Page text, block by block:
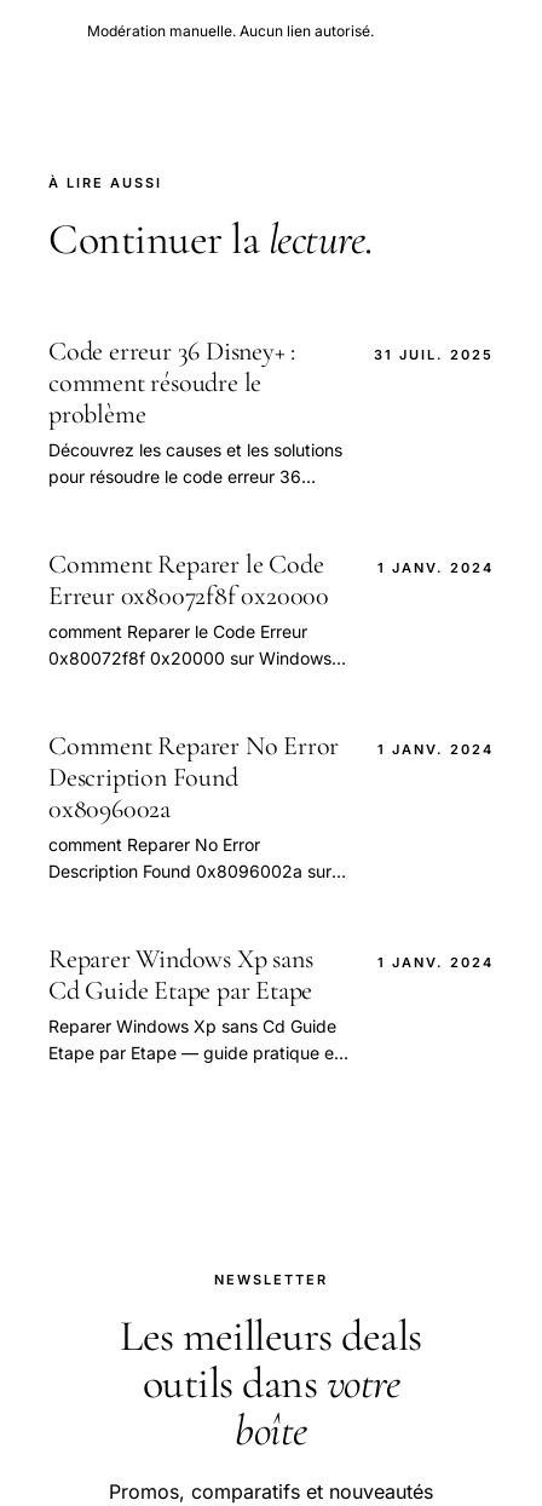
Modération manuelle. Aucun lien autorisé.
À LIRE AUSSI
Continuer la lecture.
Code erreur 36 Disney+ :
comment résoudre le
problème
Découvrez les causes et les solutions
pour résoudre le code erreur 36
31 JUIL. 2025
Comment Reparer le Code
Erreur 0x80072f8f 0x20000
comment Reparer le Code Erreur
0x80072f8f 0x20000 sur Windows
1 JANV. 2024
Comment Reparer No Error
Description Found
0x8096002a
comment Reparer No Error
Description Found 0x8096002a sur
question.
1 JANV. 2024
Reparer Windows Xp sans
Cd Guide Etape par Etape
Reparer Windows Xp sans Cd Guide
Etape par Etape — guide pratique et
1 JANV. 2024
NEWSLETTER
Les meilleurs deals
outils dansvotre
boîte
Promos, comparatifs et nouveautés